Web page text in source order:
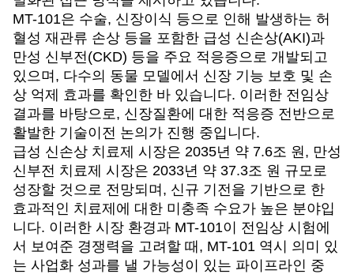
MT-101은 수술, 신장이식 등으로 인해 발생하는 허
혈성 재관류 손상 등을 포함한 급성 신손상(AKI)과
만성 신부전(CKD) 등을 주요 적응증으로 개발되고
있으며, 다수의 동물 모델에서 신장 기능 보호 및 손
상 억제 효과를 확인한 바 있습니다. 이러한 전임상
결과를 바탕으로, 신장질환에 대한 적응증 전반으로
활발한 기술이전 논의가 진행 중입니다.
급성 신손상 치료제 시장은 2035년 약 7.6조 원, 만성
신부전 치료제 시장은 2033년 약 37.3조 원 규모로
성장할 것으로 전망되며, 신규 기전을 기반으로 한
효과적인 치료제에 대한 미충족 수요가 높은 분야입
니다. 이러한 시장 환경과 MT-101이 전임상 시험에
서 보여준 경쟁력을 고려할 때, MT-101 역시 의미 있
는 사업화 성과를 낼 가능성이 있는 파이프라인 중